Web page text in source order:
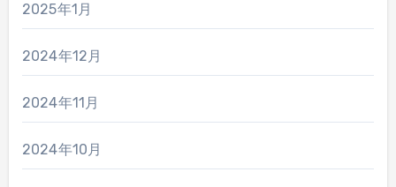
2025年1月
2024年12月
2024年11月
2024年10月